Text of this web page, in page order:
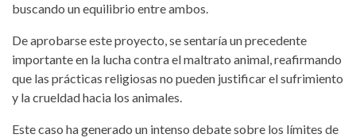
buscando un equilibrio entre ambos.
De aprobarse este proyecto, se sentaría un precedente
importante en la lucha contra el maltrato animal, reafirmando
que las prácticas religiosas no pueden justificar el sufrimiento
y la crueldad hacia los animales.
Este caso ha generado un intenso debate sobre los límites de